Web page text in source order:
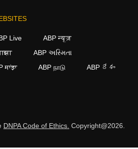
Live
ABP न्यूज़
ABP અસ્મિતા
ਸਾਂਝਾ ABP நாடு ABP దేశం
DNPA Code of Ethics. Copyright@2026.